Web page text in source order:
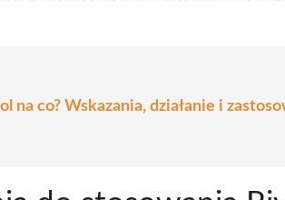
na co? Wskazania, działanie i